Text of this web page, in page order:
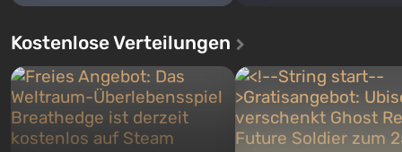
Kostenlose Verteilungen